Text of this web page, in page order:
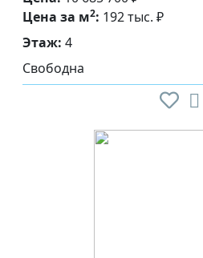
Цена за м2: 192 тыс. ₽
Этаж: 4
Свободна